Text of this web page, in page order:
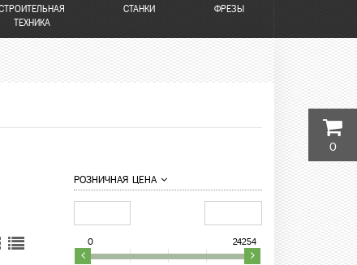
ТЕХНИКА
СТАНКИ ФРЕЗЫ
РОЗНИЧНАЯ ЦЕНА
0 24254
0